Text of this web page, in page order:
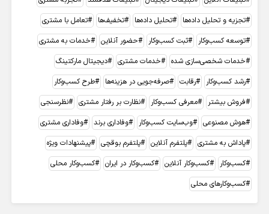
تجزیه و تحلیل داده‌ها
تحلیل داده‌ها تخفیف‌ها
تعامل با مشتری
توسعه کسب‌وکار
ثبت کسب‌وکار حضور آنلاین
خدمات به مشتری
خدمات شخصی‌سازی شده
خدمات مشتری
دیجیتال مارکتینگ
رشد کسب‌وکار
رقابت صرفه‌جویی در هزینه‌ها
طرح کسب‌وکار
فروش بیشتر
معرفی کسب‌وکار نظارت بر رفتار مشتری
نظرسنجی
هوش مصنوعی
وب‌سایت کسب‌وکار وفاداری برند
وفاداری مشتری
پاداش به مشتری
پلتفرم آنلاین پلتفرم بوقچی
پیشنهادات ویژه
کسب‌وکار
کسب‌وکار آنلاین کسب‌وکار در ایران
کسب‌وکار محلی
کسب‌وکارهای محلی